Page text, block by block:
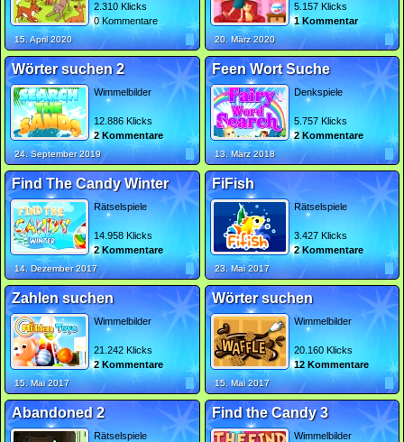
2.310 Klicks
0 Kommentare
15. April 2020
5.157 Klicks
1 Kommentar
20. März 2020
Wörter suchen 2
Wimmelbilder
12.886 Klicks
2 Kommentare
24. September 2019
Feen Wort Suche
Denkspiele
5.757 Klicks
2 Kommentare
13. März 2018
Find The Candy Winter
Rätselspiele
14.958 Klicks
2 Kommentare
14. Dezember 2017
FiFish
Rätselspiele
3.427 Klicks
2 Kommentare
23. Mai 2017
Zahlen suchen
Wimmelbilder
21.242 Klicks
2 Kommentare
15. Mai 2017
Wörter suchen
Wimmelbilder
20.160 Klicks
12 Kommentare
15. Mai 2017
Abandoned 2
Rätselspiele
Find the Candy 3
Wimmelbilder